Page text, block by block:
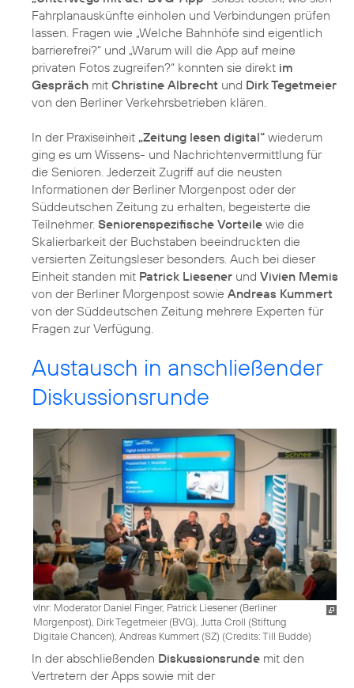
Fahrplanauskünfte einholen und Verbindungen prüfen
lassen. Fragen wie „Welche Bahnhöfe sind eigentlich
barrierefrei?“ und „Warum will die App auf meine
privaten Fotos zugreifen?“ konnten sie direkt im
Gespräch mit Christine Albrecht und Dirk Tegetmeier
von den Berliner Verkehrsbetrieben klären.
In der Praxiseinheit „Zeitung lesen digital“ wiederum
ging es um Wissens- und Nachrichtenvermittlung für
die Senioren. Jederzeit Zugriff auf die neusten
Informationen der Berliner Morgenpost oder der
Süddeutschen Zeitung zu erhalten, begeisterte die
Teilnehmer. Seniorenspezifische Vorteile wie die
Skalierbarkeit der Buchstaben beeindruckten die
versierten Zeitungsleser besonders. Auch bei dieser
Einheit standen mit Patrick Liesener und Vivien Memis
von der Berliner Morgenpost sowie Andreas Kummert
von der Süddeutschen Zeitung mehrere Experten für
Fragen zur Verfügung.
Austausch in anschließender
Diskussionsrunde
vlnr: Moderator Daniel Finger, Patrick Liesener (Berliner
Morgenpost), Dirk Tegetmeier (BVG), Jutta Croll (Stiftung
Digitale Chancen), Andreas Kummert (SZ) (Credits: Till Budde)
In der abschließenden Diskussionsrunde mit den
Vertretern der Apps sowie mit der